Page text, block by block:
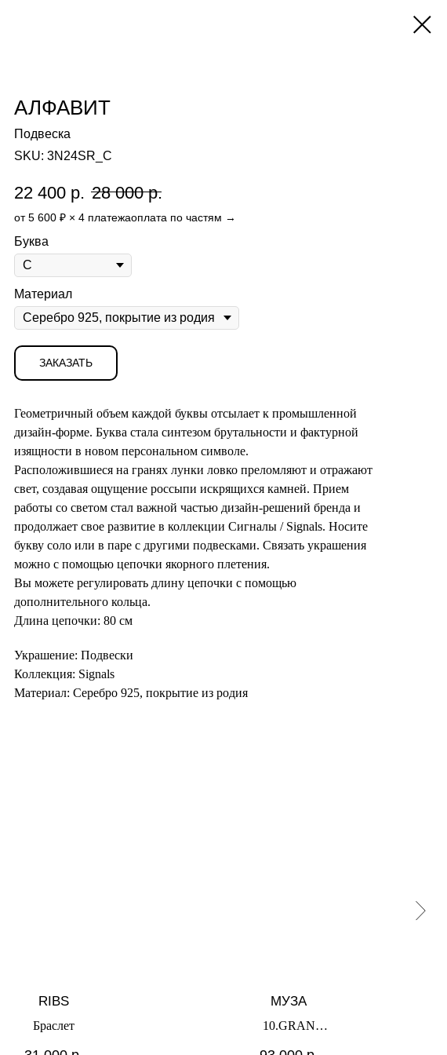
АЛФАВИТ
Подвеска
SKU: 3N24SR_C
22 400 р. 28 000 р.
от 5 600 ₽ × 4 платежаоплата по частям →
Буква
Материал
ЗАКАЗАТЬ
Геометричный объем каждой буквы отсылает к промышленной
дизайн-форме. Буква стала синтезом брутальности и фактурной
изящности в новом персональном символе.
Расположившиеся на гранях лунки ловко преломляют и отражают
свет, создавая ощущение россыпи искрящихся камней. Прием
работы со светом стал важной частью дизайн-решений бренда и
продолжает свое развитие в коллекции Сигналы / Signals. Носите
букву соло или в паре с другими подвесками. Связать украшения
можно с помощью цепочки якорного плетения.
Вы можете регулировать длину цепочки с помощью
дополнительного кольца.
Длина цепочки: 80 см
Украшение: Подвески
Коллекция: Signals
Материал: Серебро 925, покрытие из родия
RIBS
Браслет
МУЗА
10.GRAN